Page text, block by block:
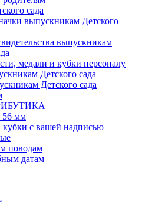
сада
выпускникам Детского
выпускникам
медали и кубки персоналу
Детского сада
Детского сада
56 мм
кубки с вашей надписью
поводам
датам